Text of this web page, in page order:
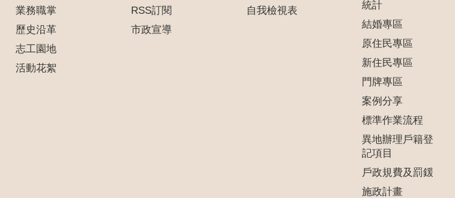
業務職掌
歷史沿革
志工園地
活動花絮
RSS訂閱
市政宣導
自我檢視表
統計
結婚專區
原住民專區
新住民專區
門牌專區
案例分享
標準作業流程
異地辦理戶籍登
記項目
戶政規費及罰鍰
施政計畫